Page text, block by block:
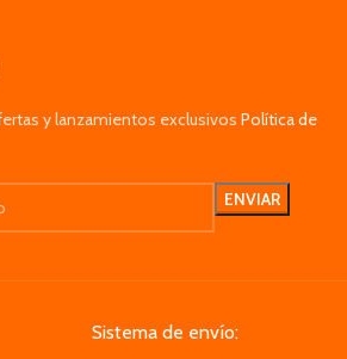
y lanzamientos exclusivos Política de
Sistema de envío: